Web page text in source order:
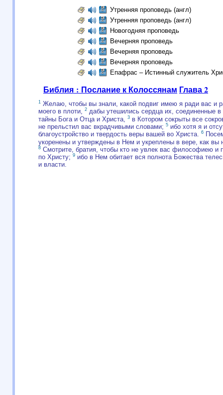
Утренняя проповедь (англ)
Утренняя проповедь (англ)
Новогодняя проповедь
Вечерняя проповедь
Вечерняя проповедь
Вечерняя проповедь
Епафрас – Истинный служитель
Библия : Послание к Колоссянам Глава 2
1 Желаю, чтобы вы знали, какой подвиг имею я ради вас и
моего в плоти, 2 дабы утешились сердца их, соединенные в
тайны Бога и Отца и Христа,
3 в Котором сокрыты все
не прельстил вас вкрадчивыми словами; 5 ибо хотя я и
благоустройство и твердость веры вашей во Христа. 6
укоренены и утверждены в Нем и укреплены в вере, как вы
8 Смотрите, братия, чтобы кто не увлек вас философиею
по Христу; 9 ибо в Нем обитает вся полнота Божества
и власти.